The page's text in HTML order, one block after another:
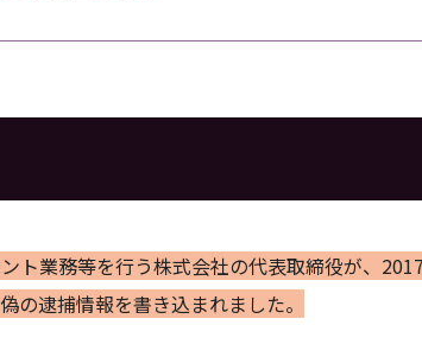
ト業務等を行う株式会社の代表取締役が、
の逮捕情報を書き込まれました。